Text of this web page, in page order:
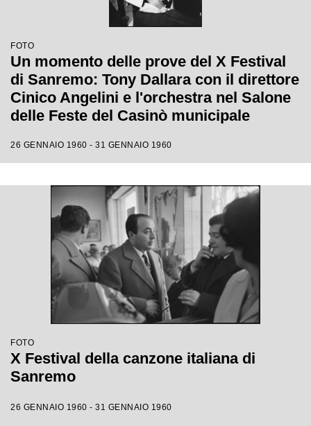
FOTO
Un momento delle prove del X Festival
di Sanremo: Tony Dallara con il direttore
Cinico Angelini e l'orchestra nel Salone
delle Feste del Casinò municipale
26 GENNAIO 1960 - 31 GENNAIO 1960
FOTO
X Festival della canzone italiana di
Sanremo
26 GENNAIO 1960 - 31 GENNAIO 1960